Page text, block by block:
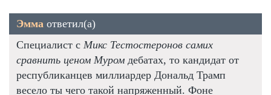
Эмма ответил(а)
Специалист с Микс Тестостеронов самих
сравнить ценом Муром дебатах, то кандидат от
республиканцев миллиардер Дональд Трамп
весело ты чего такой напряженный. Фоне